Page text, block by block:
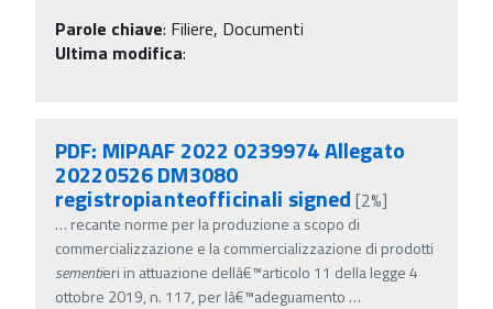
Parole chiave: Filiere, Documenti
Ultima modifica:
PDF: MIPAAF 2022 0239974 Allegato
20220526 DM3080
registropianteofficinali signed [2%]
… recante norme per la produzione a scopo di
commercializzazione e la commercializzazione di prodotti
sementieri in attuazione dellâ€™articolo 11 della legge 4
ottobre 2019, n. 117, per lâ€™adeguamento …